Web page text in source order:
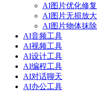
AI图片优化修复
AI图片无损放大
AI图片物体抹除
AI音频工具
AI视频工具
AI设计工具
AI编程工具
AI对话聊天
AI办公工具